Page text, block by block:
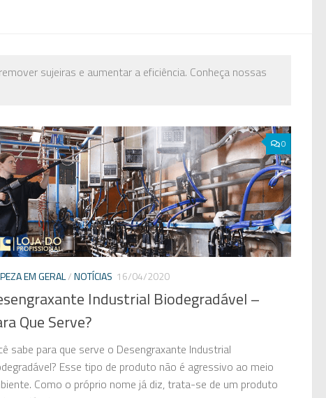
sujeiras e aumentar a eficiência. Conheça nossas
0
EM GERAL/NOTÍCIAS 16/04/2020
Industrial Biodegradável –
Que Serve?
sabe para que serve o Desengraxante Industrial
Esse tipo de produto não é agressivo ao meio
Como o próprio nome já diz, trata-se de um produto